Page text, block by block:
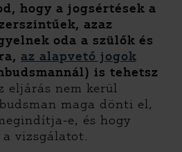
hogy a jogsértések a
azaz
oda a szülők és
az alapvető jogok
is tehetsz
eljárás nem kerül
maga dönti el,
e, és hogy
vizsgálatot.